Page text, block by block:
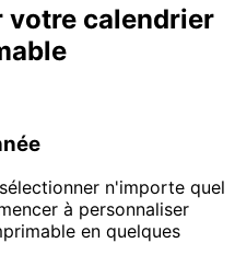
votre calendrier
n'importe quel
à personnaliser
en quelques